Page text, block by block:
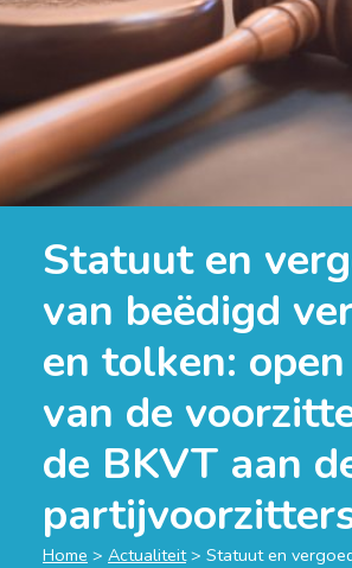
Statuut en
van beëdigd
en tolken:
van de
de BKVT aan
Home > Actualiteit> Statuut en